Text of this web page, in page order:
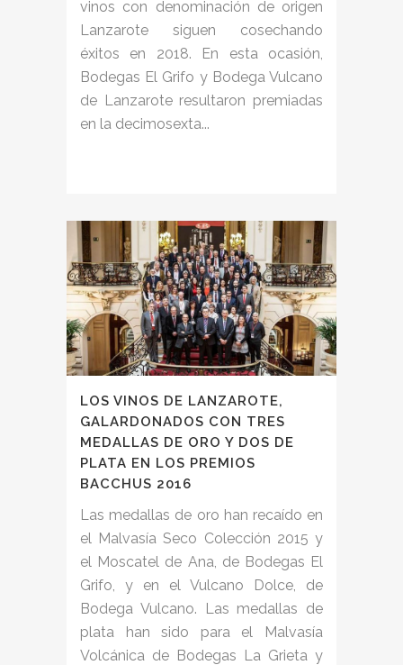
vinos con denominación de origen
Lanzarote siguen cosechando
éxitos en 2018. En esta ocasión,
Bodegas El Grifo y Bodega Vulcano
de Lanzarote resultaron premiadas
en la decimosexta...
LOS VINOS DE LANZAROTE,
GALARDONADOS CON TRES
MEDALLAS DE ORO Y DOS DE
PLATA EN LOS PREMIOS
BACCHUS 2016
Las medallas de oro han recaído en
el Malvasía Seco Colección 2015 y
el Moscatel de Ana, de Bodegas El
Grifo, y en el Vulcano Dolce, de
Bodega Vulcano. Las medallas de
plata han sido para el Malvasía
Volcánica de Bodegas La Grieta y